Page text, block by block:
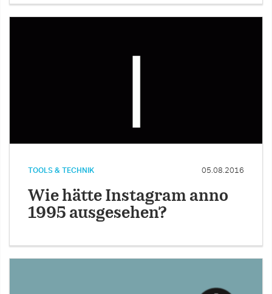
TOOLS & TECHNIK 05.08.2016
Wie hätte Instagram anno
1995 ausgesehen?